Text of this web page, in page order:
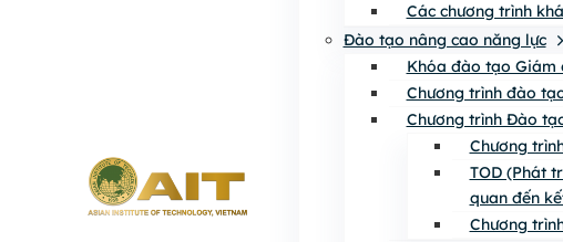
Các chương trình
Đào tạo nâng cao năng lực
Khóa đào tạo Giám
Chương trình đào
Chương trình Đào
Chương
TOD (Phát
quan đến
Chương